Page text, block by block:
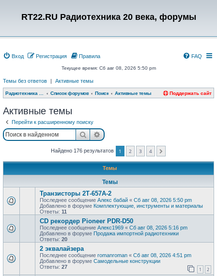
RT22.RU Радиотехника 20 века, форумы
Вход Регистрация FAQ
Правила
Текущее время: Сб авг 08, 2026 5:50 pm
Темы без ответов | Активные темы
Список форумов Поиск Активные темы Поддержать сайт
Активные темы
Перейти к расширенному поиску
ПоискРасширенный поиск
Найдено 176 результатов 1 2 3 4
Темы
Темы
Транзисторы 2Т-657А-2
Последнее сообщение Алекс бабай « Сб авг 08, 2026 5:50 pm
Добавлено в форуме Комплектующие, инструменты и материалы
Ответы: 11
CD рекордер Pioneer PDR-D50
Последнее сообщение Алекс1969 « Сб авг 08, 2026 5:16 pm
Добавлено в форуме Продажа импортной радиотехники
Ответы: 20
2 эквалайзера
Последнее сообщение romanroman « Сб авг 08, 2026 4:51 pm
Добавлено в форуме Самодельные конструкции
Ответы: 27 1 2